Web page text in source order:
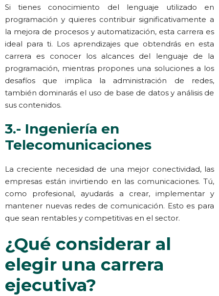
Si tienes conocimiento del lenguaje utilizado en
programación y quieres contribuir significativamente a
la mejora de procesos y automatización, esta carrera es
ideal para ti. Los aprendizajes que obtendrás en esta
carrera es conocer los alcances del lenguaje de la
programación, mientras propones una soluciones a los
desafíos que implica la administración de redes,
también dominarás el uso de base de datos y análisis de
sus contenidos.
3.- Ingeniería en
Telecomunicaciones
La creciente necesidad de una mejor conectividad, las
empresas están invirtiendo en las comunicaciones. Tú,
como profesional, ayudarás a crear, implementar y
mantener nuevas redes de comunicación. Esto es para
que sean rentables y competitivas en el sector.
¿Qué considerar al
elegir una carrera
ejecutiva?